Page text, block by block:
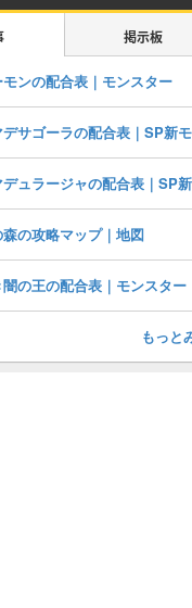
掲示板
ンの配合表｜モンスター
森の攻略マップ｜地図
の王の配合表｜モンスター
もっと